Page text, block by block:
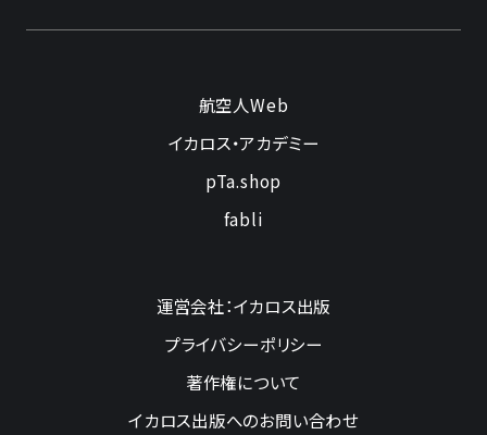
航空人Web
イカロス・アカデミー
pTa.shop
fabli
運営会社：イカロス出版
プライバシーポリシー
著作権について
イカロス出版へのお問い合わせ